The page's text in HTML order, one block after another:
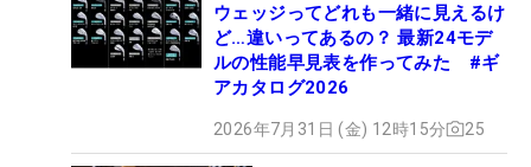
ウェッジってどれも一緒に見えるけ
ど…違いってあるの？ 最新24モデ
ルの性能早見表を作ってみた #ギ
アカタログ2026
2026年7月31日 (金) 12時15分 25